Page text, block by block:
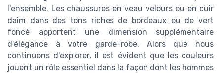
l'ensemble. Les chaussures en veau velours ou en cuir
daim dans des tons riches de bordeaux ou de vert
foncé apportent une dimension supplémentaire
d'élégance à votre garde-robe. Alors que nous
continuons d'explorer, il est évident que les couleurs
jouent un rôle essentiel dans la façon dont les hommes